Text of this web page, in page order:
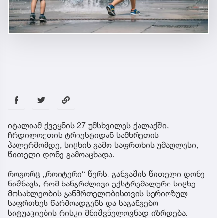
იტალიამ ქვეყნის 27 უმსხვილეს ქალაქში,
ჩრდილოეთის ტრიესტიდან სამხრეთის
პალერმომდე, სიცხის გამო საფრთხის უმაღლესი,
წითელი დონე გამოაცხადა.
როგორც „როიტერი“ წერს, განგაშის წითელი დონე
ნიშნავს, რომ ხანგრძლივი ექსტრემალური სიცხე
მოსახლეობის ჯანმრთელობისთვის სერიოზულ
საფრთხეს წარმოადგენს და საგანგებო
სიტუაციების რისკი მნიშვნელოვნად იზრდება.